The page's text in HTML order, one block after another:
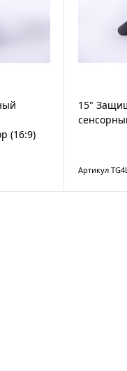
(16:9)
15"
Артикул